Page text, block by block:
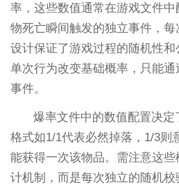
率，这些数值通常在游戏文件
物死亡瞬间触发的独立事件，
设计保证了游戏过程的随机性
单次行为改变基础概率，只能
事件。
爆率文件中的数值配置决
格式如1/1代表必然掉落，1/3则
能获得一次该物品。需注意这
计机制，而是每次独立的随机